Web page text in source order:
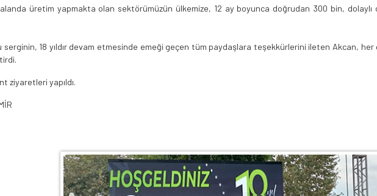
üretim yapmakta olan sektörümüzün ülkemize, 12 ay boyunca doğrudan 300 bin,
serginin, 18 yıldır devam etmesinde emeği geçen tüm paydaşlara teşekkürlerini ileten Akcan, her
ziyaretleri yapıldı.